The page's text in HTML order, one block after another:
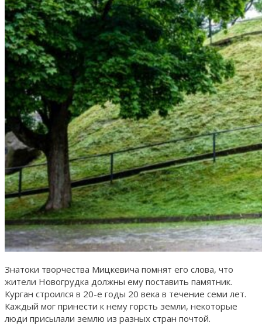
Знатоки творчества Мицкевича помнят его слова, что
жители Новогрудка должны ему поставить памятник.
Курган строился в 20-е годы 20 века в течение семи лет.
Каждый мог принести к нему горсть земли, некоторые
люди присылали землю из разных стран почтой.